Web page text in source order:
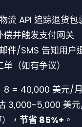
流 API 追踪退货包
偿并触发支付网关
件/SMS 告知用户
（如有争议）
8 = 40,000 美元/
3,000-5,000 美
， 节省 85%+ 。